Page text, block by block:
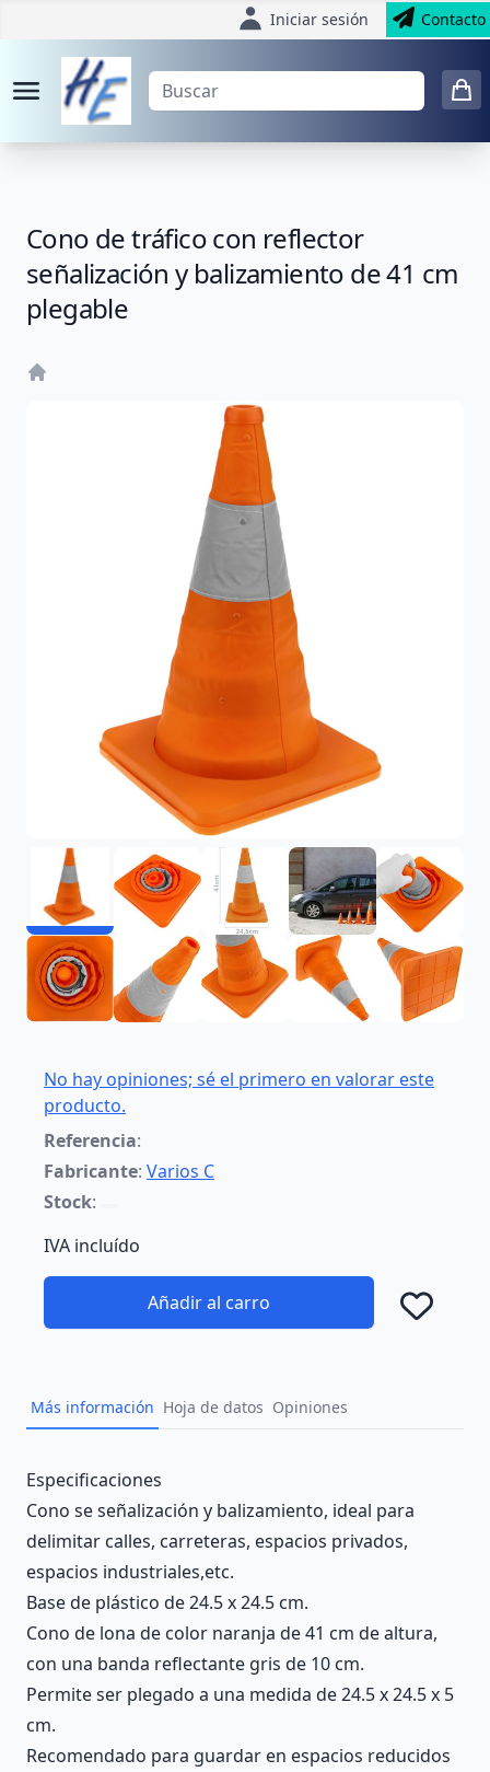
Iniciar sesión Contacto
Cono de tráfico con reflector
señalización y balizamiento de 41 cm
plegable
No hay opiniones; sé el primero en valorar este
producto.
Referencia:
Fabricante: Varios C
Stock:
IVA incluído
Añadir al carro
Más información Hoja de datos Opiniones
Description
Especificaciones
Cono se señalización y balizamiento, ideal para
delimitar calles, carreteras, espacios privados,
espacios industriales,etc.
Base de plástico de 24.5 x 24.5 cm.
Cono de lona de color naranja de 41 cm de altura,
con una banda reflectante gris de 10 cm.
Permite ser plegado a una medida de 24.5 x 24.5 x 5
cm.
Recomendado para guardar en espacios reducidos